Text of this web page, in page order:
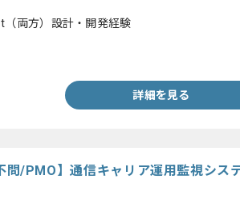
（両方）設計・開発経験
詳細を見る
問/PMO】通信キャリア運用監視シス